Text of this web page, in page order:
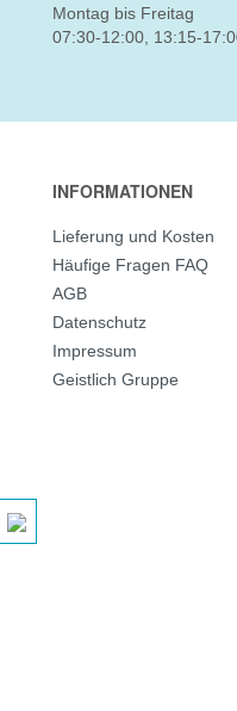
Montag bis Freitag
07:30-12:00, 13:15-
INFORMATIONEN
Lieferung und Kosten
Häufige Fragen FAQ
AGB
Datenschutz
Impressum
Geistlich Gruppe